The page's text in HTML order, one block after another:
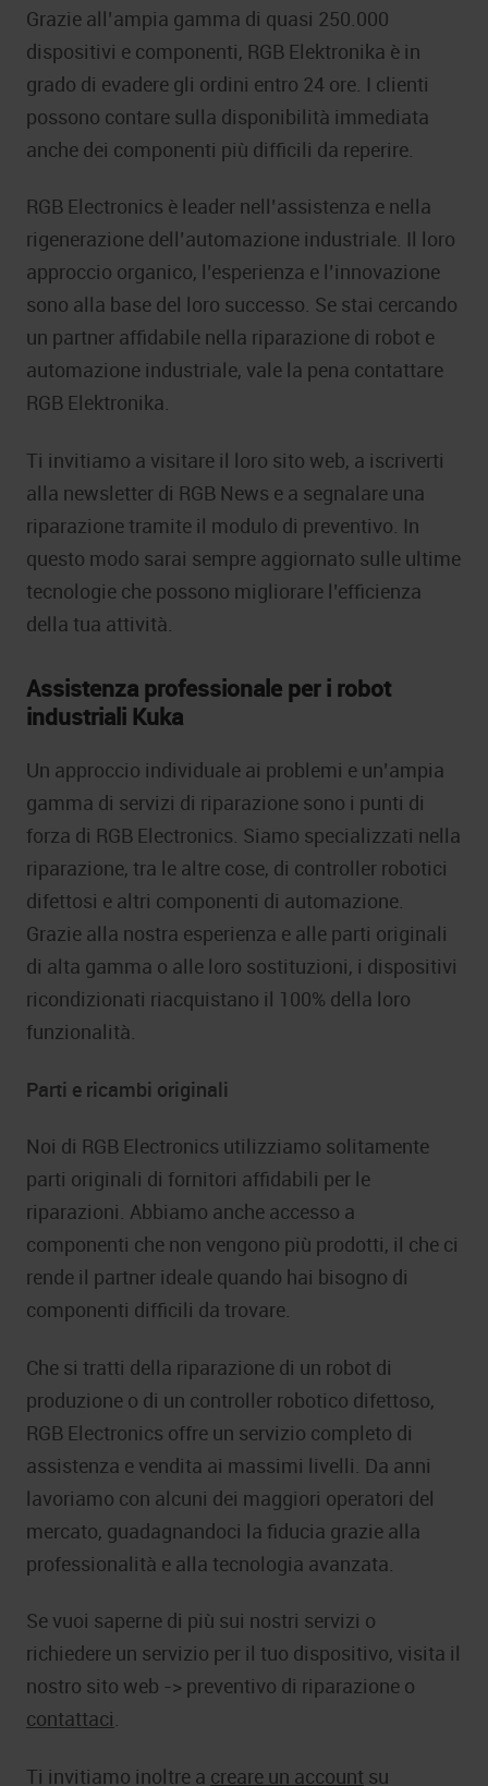
Grazie all’ampia gamma di quasi 250.000
dispositivi e componenti, RGB Elektronika è in
grado di evadere gli ordini entro 24 ore. I clienti
possono contare sulla disponibilità immediata
anche dei componenti più difficili da reperire.
RGB Electronics è leader nell’assistenza e nella
rigenerazione dell’automazione industriale. Il loro
approccio organico, l’esperienza e l’innovazione
sono alla base del loro successo. Se stai cercando
un partner affidabile nella riparazione di robot e
automazione industriale, vale la pena contattare
RGB Elektronika.
Ti invitiamo a visitare il loro sito web, a iscriverti
alla newsletter di RGB News e a segnalare una
riparazione tramite il modulo di preventivo. In
questo modo sarai sempre aggiornato sulle ultime
tecnologie che possono migliorare l’efficienza
della tua attività.
Assistenza professionale per i robot
industriali Kuka
Un approccio individuale ai problemi e un’ampia
gamma di servizi di riparazione sono i punti di
forza di RGB Electronics. Siamo specializzati nella
riparazione, tra le altre cose, di controller robotici
difettosi e altri componenti di automazione.
Grazie alla nostra esperienza e alle parti originali
di alta gamma o alle loro sostituzioni, i dispositivi
ricondizionati riacquistano il 100% della loro
funzionalità.
Parti e ricambi originali
Noi di RGB Electronics utilizziamo solitamente
parti originali di fornitori affidabili per le
riparazioni. Abbiamo anche accesso a
componenti che non vengono più prodotti, il che ci
rende il partner ideale quando hai bisogno di
componenti difficili da trovare.
Che si tratti della riparazione di un robot di
produzione o di un controller robotico difettoso,
RGB Electronics offre un servizio completo di
assistenza e vendita ai massimi livelli. Da anni
lavoriamo con alcuni dei maggiori operatori del
mercato, guadagnandoci la fiducia grazie alla
professionalità e alla tecnologia avanzata.
Se vuoi saperne di più sui nostri servizi o
richiedere un servizio per il tuo dispositivo, visita il
nostro sito web -> preventivo di riparazione o
contattaci.
Ti invitiamo inoltre a creare un account su